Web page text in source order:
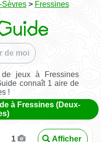
Sèvres> Fressines
de moi
jeux à Fressines
connaît 1 aire de
!
à Fressines (Deux-
1 Afficher